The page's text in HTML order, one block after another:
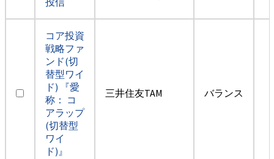
コア投資
戦略ファ
ンド(切
替型ワイ
ド) 『愛
称： コ
アラップ
(切替型
ワイ
ド)』
三井住友TAM バランス